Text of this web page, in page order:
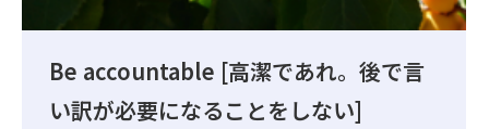
Be accountable [高潔であれ。後で言
い訳が必要になることをしない]